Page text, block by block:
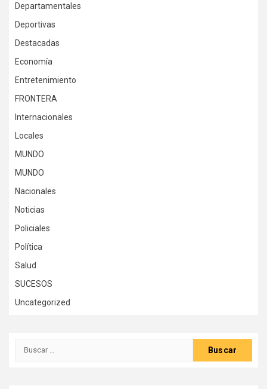
Departamentales
Deportivas
Destacadas
Economía
Entretenimiento
FRONTERA
Internacionales
Locales
MUNDO
MUNDO
Nacionales
Noticias
Policiales
Política
Salud
SUCESOS
Uncategorized
Buscar: